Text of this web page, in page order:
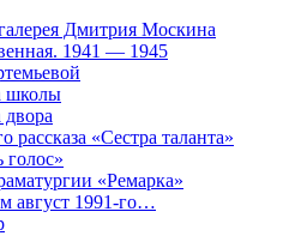
Дмитрия Москина
1941 — 1945
школы
двора
рассказа «Сестра таланта»
голос»
«Ремарка»
август 1991-го…